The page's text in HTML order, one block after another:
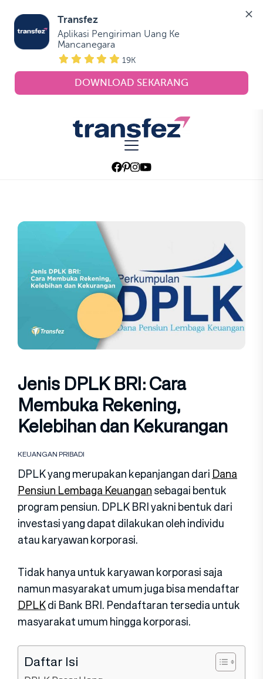
Transfez
Aplikasi Pengiriman Uang Ke
Mancanegara
19K
DOWNLOAD SEKARANG
Transfez
Jenis DPLK BRI: Cara
Membuka Rekening,
Kelebihan dan Kekurangan
KEUANGAN PRIBADI
DPLK yang merupakan kepanjangan dari Dana
Pensiun Lembaga Keuangansebagai bentuk
program pensiun. DPLK BRI yakni bentuk dari
investasi yang dapat dilakukan oleh individu
atau karyawan korporasi.
Tidak hanya untuk karyawan korporasi saja
namun masyarakat umum juga bisa mendaftar
DPLKdi Bank BRI. Pendaftaran tersedia untuk
masyarakat umum hingga korporasi.
Daftar Isi